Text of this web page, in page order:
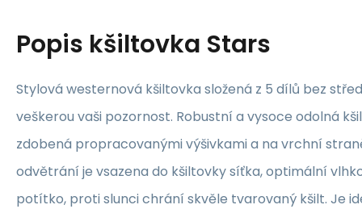
Popis kšiltovka Stars
Stylová westernová kšiltovka složená z 5 dílů bez
veškerou vaši pozornost. Robustní a vysoce odolná
zdobená propracovanými výšivkami a na vrchní
odvětrání je vsazena do kšiltovky síťka, optimální
potítko, proti slunci chrání skvěle tvarovaný kšilt. Je